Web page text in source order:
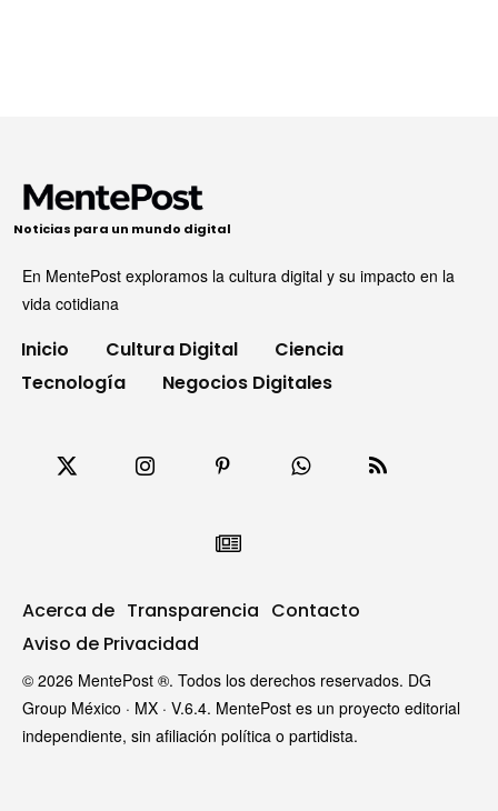
Noticias para un mundo digital
En MentePost exploramos la cultura digital y su impacto en la
vida cotidiana
Inicio Cultura Digital
Ciencia
Tecnología
Negocios Digitales
Acerca de Transparencia Contacto
Aviso de Privacidad
© 2026 MentePost ®. Todos los derechos reservados. DG
Group México · MX · V.6.4. MentePost es un proyecto editorial
independiente, sin afiliación política o partidista.